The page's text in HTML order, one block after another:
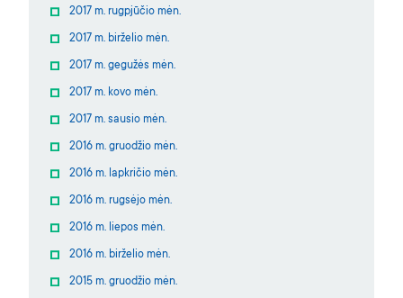
2017 m. rugpjūčio mėn.
2017 m. birželio mėn.
2017 m. gegužės mėn.
2017 m. kovo mėn.
2017 m. sausio mėn.
2016 m. gruodžio mėn.
2016 m. lapkričio mėn.
2016 m. rugsėjo mėn.
2016 m. liepos mėn.
2016 m. birželio mėn.
2015 m. gruodžio mėn.